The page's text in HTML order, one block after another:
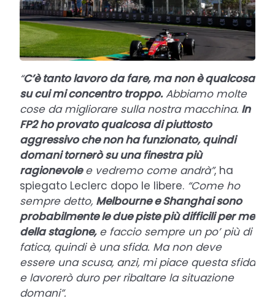
“C’è tanto lavoro da fare, ma non è qualcosa
su cui mi concentro troppo.Abbiamo molte
cose da migliorare sulla nostra macchina. In
FP2 ho provato qualcosa di piuttosto
aggressivo che non ha funzionato, quindi
domani tornerò su una finestra più
ragionevolee vedremo come andrà”, ha
spiegato Leclerc dopo le libere. “Come ho
sempre detto, Melbourne e Shanghai sono
probabilmente le due piste più difficili per me
della stagione,e faccio sempre un po’ più di
fatica, quindi è una sfida. Ma non deve
essere una scusa, anzi, mi piace questa sfida
e lavorerò duro per ribaltare la situazione
domani”.